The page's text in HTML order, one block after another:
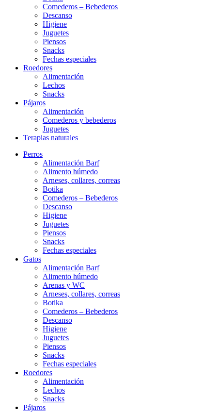
Comederos – Bebederos
Descanso
Higiene
Juguetes
Piensos
Snacks
Fechas especiales
Roedores
Alimentación
Lechos
Snacks
Pájaros
Alimentación
Comederos y bebederos
Juguetes
Terapias naturales
Perros
Alimentación Barf
Alimento húmedo
Arneses, collares, correas
Botika
Comederos – Bebederos
Descanso
Higiene
Juguetes
Piensos
Snacks
Fechas especiales
Gatos
Alimentación Barf
Alimento húmedo
Arenas y WC
Arneses, collares, correas
Botika
Comederos – Bebederos
Descanso
Higiene
Juguetes
Piensos
Snacks
Fechas especiales
Roedores
Alimentación
Lechos
Snacks
Pájaros